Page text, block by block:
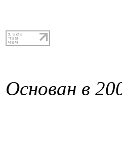
Основан в